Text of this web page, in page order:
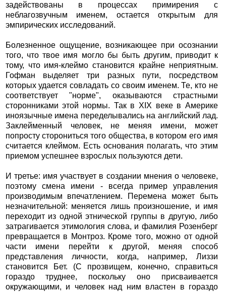
задействованы в процессах примирения с
неблагозвучным именем, остается открытым для
эмпирических исследований.
Болезненное ощущение, возникающее при осознании
того, что твое имя могло бы быть другим, приводит к
тому, что имя-клеймо становится крайне неприятным.
Гофман выделяет три разных пути, посредством
которых удается совладать со своим именем. Те, кто не
соответствует "норме", оказываются страстными
сторонниками этой нормы. Так в XIX веке в Америке
иноязычные имена переделывались на английский лад.
Заклейменный человек, не меняя имени, может
попросту сторониться того общества, в котором его имя
считается клеймом. Есть основания полагать, что этим
приемом успешнее взрослых пользуются дети.
И третье: имя участвует в создании мнения о человеке,
поэтому смена имени - всегда пример управления
производимым впечатлением. Перемена может быть
незначительной: меняется лишь произношение, и имя
переходит из одной этнической группы в другую, либо
затрагивается этимология слова, и фамилия Розенберг
превращается в Монтроз. Кроме того, можно от одной
части имени перейти к другой, меняя способ
представления личности, когда, например, Лиззи
становится Бет. (С прозвищем, конечно, справиться
гораздо труднее, поскольку оно присваивается
окружающими, и человек над ним властен в гораздо